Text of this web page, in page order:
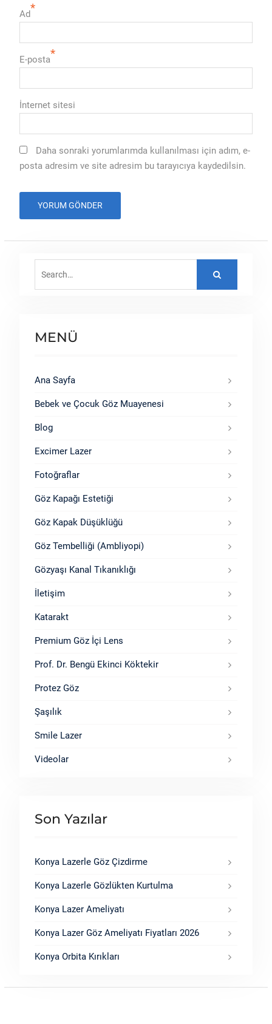
Ad*
E-posta*
İnternet sitesi
Daha sonraki yorumlarımda kullanılması için adım, e-
posta adresim ve site adresim bu tarayıcıya kaydedilsin.
for:
MENÜ
Ana Sayfa
Bebek ve Çocuk Göz Muayenesi
Blog
Excimer Lazer
Fotoğraflar
Göz Kapağı Estetiği
Göz Kapak Düşüklüğü
Göz Tembelliği (Ambliyopi)
Gözyaşı Kanal Tıkanıklığı
İletişim
Katarakt
Premium Göz İçi Lens
Prof. Dr. Bengü Ekinci Köktekir
Protez Göz
Şaşılık
Smile Lazer
Videolar
Son Yazılar
Konya Lazerle Göz Çizdirme
Konya Lazerle Gözlükten Kurtulma
Konya Lazer Ameliyatı
Konya Lazer Göz Ameliyatı Fiyatları 2026
Konya Orbita Kırıkları